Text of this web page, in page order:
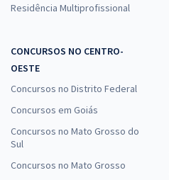
Residência Multiprofissional
CONCURSOS NO CENTRO-
OESTE
Concursos no Distrito Federal
Concursos em Goiás
Concursos no Mato Grosso do
Sul
Concursos no Mato Grosso